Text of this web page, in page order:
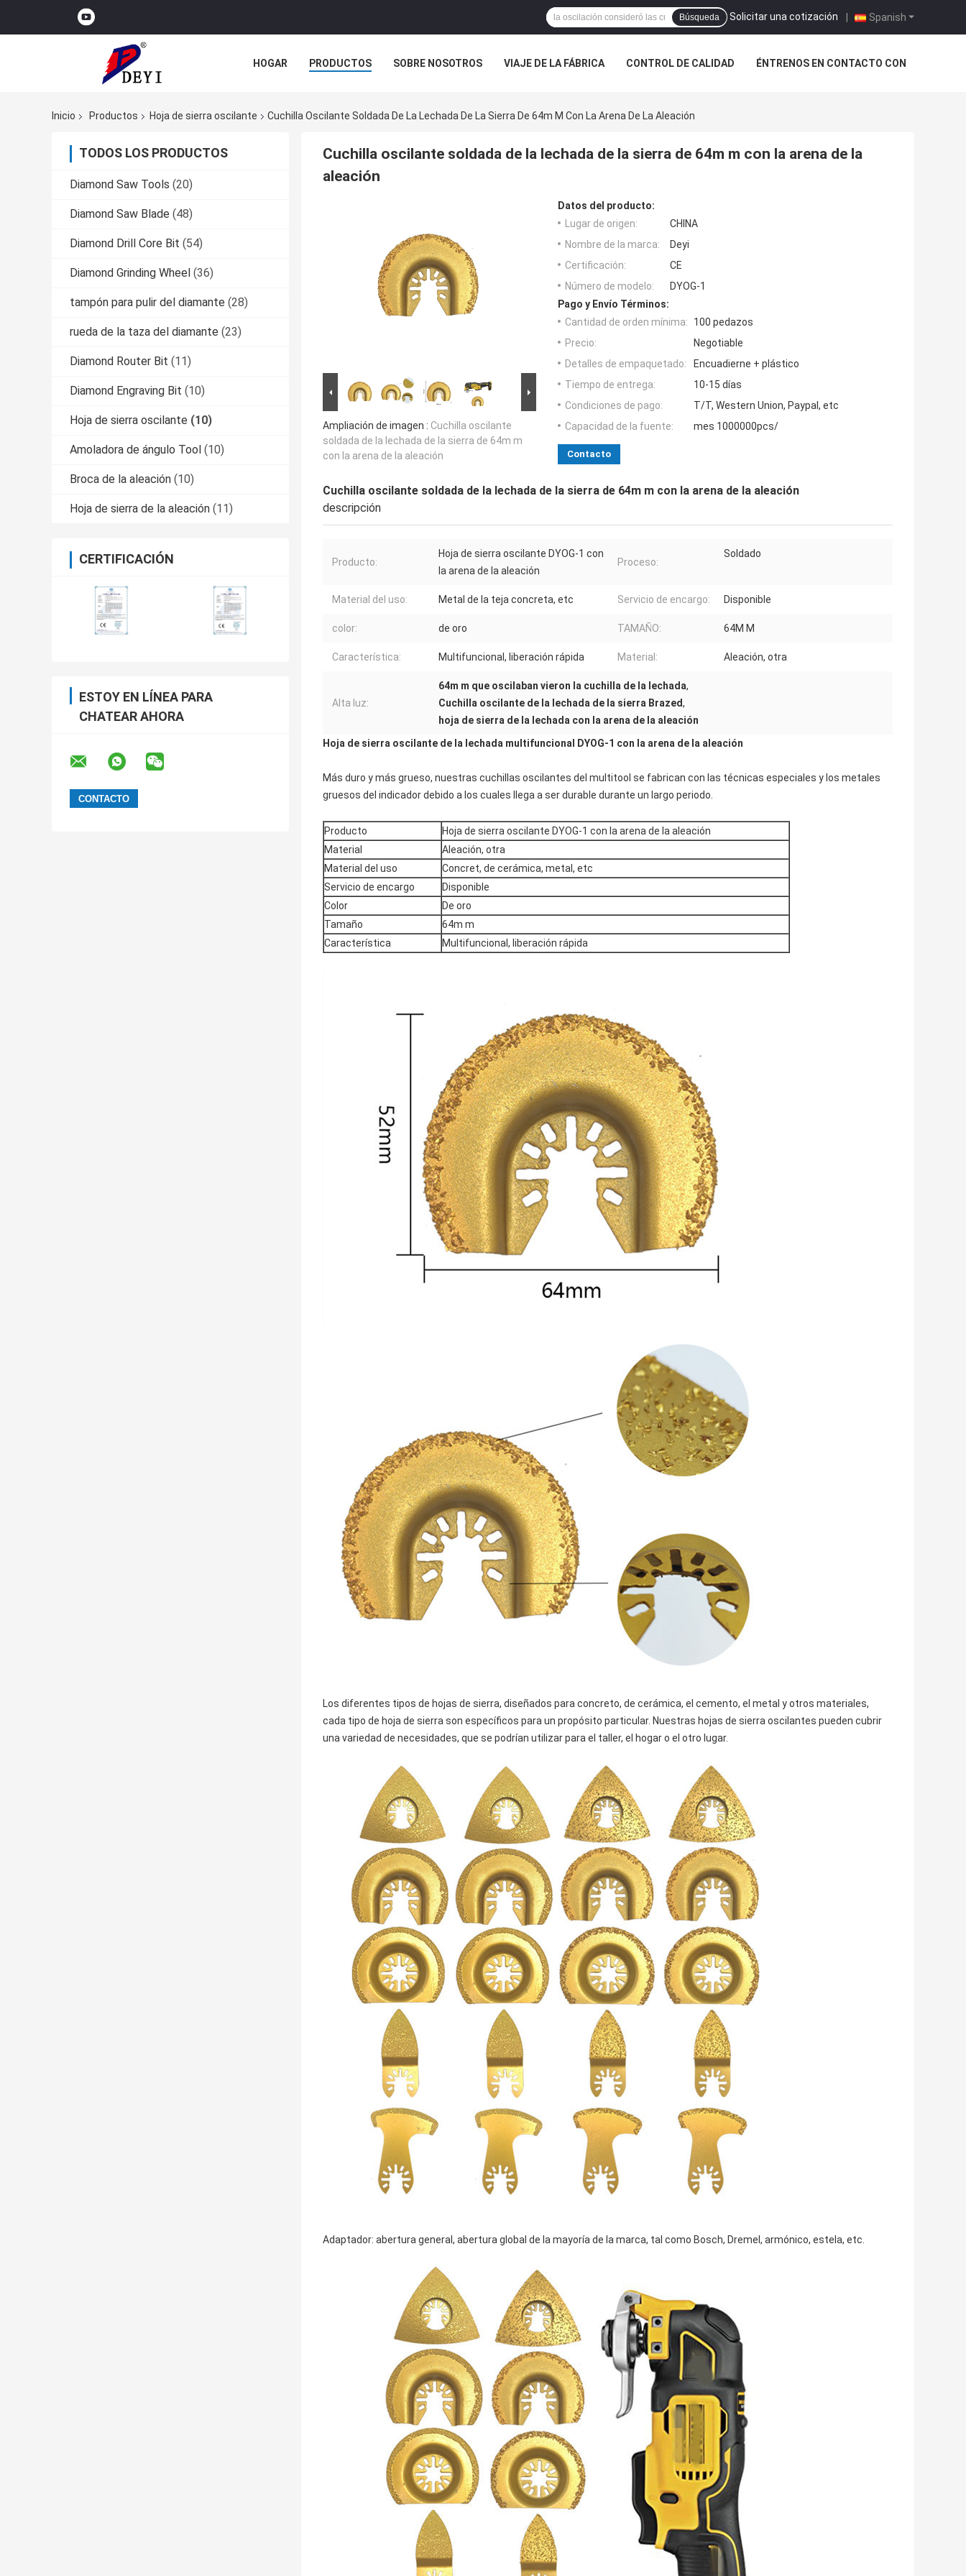
Spanish
Solicitar una cotización |
Búsqueda
HOGAR PRODUCTOS SOBRE NOSOTROS VIAJE DE LA FÁBRICA CONTROL DE CALIDAD ÉNTRENOS EN CONTACTO CON
Inicio
Productos Hoja de sierra oscilante Cuchilla Oscilante Soldada De La Lechada De La Sierra De 64m M Con La Arena De La Aleación
TODOS LOS PRODUCTOS
Diamond Saw Tools (20)
Diamond Saw Blade (48)
Diamond Drill Core Bit (54)
Diamond Grinding Wheel (36)
tampón para pulir del diamante (28)
rueda de la taza del diamante (23)
Diamond Router Bit (11)
Diamond Engraving Bit (10)
Hoja de sierra oscilante (10)
Amoladora de ángulo Tool (10)
Broca de la aleación (10)
Hoja de sierra de la aleación (11)
CERTIFICACIÓN
ESTOY EN LÍNEA PARA
CHATEAR AHORA
Cuchilla oscilante soldada de la lechada de la sierra de 64m m con la arena de la
aleación
Ampliación de imagen : Cuchilla oscilante
soldada de la lechada de la sierra de 64m m
con la arena de la aleación
Datos del producto:
Lugar de origen:
CHINA
Nombre de la marca:
Deyi
Certificación:
CE
Número de modelo:
DYOG-1
Pago y Envío Términos:
Cantidad de orden mínima:
100 pedazos
Precio:
Negotiable
Detalles de empaquetado:
Encuadierne + plástico
Tiempo de entrega:
10-15 días
Condiciones de pago:
T/T, Western Union, Paypal, etc
Capacidad de la fuente:
mes 1000000pcs/
Contacto
Cuchilla oscilante soldada de la lechada de la sierra de 64m m con la arena de la aleación
descripción
Producto:
Hoja de sierra oscilante DYOG-1 con
la arena de la aleación
Proceso:
Soldado
Material del uso: Metal de la teja concreta, etc Servicio de encargo: Disponible
color: de oro TAMAÑO: 64M M
Característica: Multifuncional, liberación rápida Material: Aleación, otra
Alta luz:
64m m que oscilaban vieron la cuchilla de la lechada,
Cuchilla oscilante de la lechada de la sierra Brazed,
hoja de sierra de la lechada con la arena de la aleación
Hoja de sierra oscilante de la lechada multifuncional DYOG-1 con la arena de la aleación
Más duro y más grueso, nuestras cuchillas oscilantes del multitool se fabrican con las técnicas especiales y los metales
gruesos del indicador debido a los cuales llega a ser durable durante un largo periodo.
Producto
Hoja de sierra oscilante DYOG-1 con la arena de la aleación
Material
Aleación, otra
Material del uso
Concret, de cerámica, metal, etc
Servicio de encargo
Disponible
Color
De oro
Tamaño
64m m
Característica
Multifuncional, liberación rápida
Los diferentes tipos de hojas de sierra, diseñados para concreto, de cerámica, el cemento, el metal y otros materiales,
cada tipo de hoja de sierra son específicos para un propósito particular. Nuestras hojas de sierra oscilantes pueden cubrir
una variedad de necesidades, que se podrían utilizar para el taller, el hogar o el otro lugar.
Adaptador: abertura general, abertura global de la mayoría de la marca, tal como Bosch, Dremel, armónico, estela, etc.